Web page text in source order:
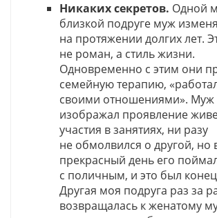
Никаких секретов. Одной
близкой подруге муж
на протяжении долгих лет.
не роман, а стиль жизни.
Одновременно с этим они
семейную терапию,
своими отношениями». Муж
изображал проявление
участия в занятиях, ни разу
не обмолвился о другой, но
прекрасный день его
с поличным, и это был
Другая моя подруга раз за
возвращалась к женатому